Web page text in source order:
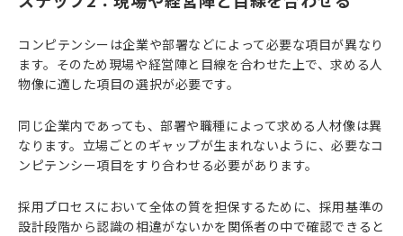
コンピテンシーは企業や部署などによって必要な項目が異なり
ます。そのため現場や経営陣と目線を合わせた上で、求める人
物像に適した項目の選択が必要です。
同じ企業内であっても、部署や職種によって求める人材像は異
なります。立場ごとのギャップが生まれないように、必要なコ
ンピテンシー項目をすり合わせる必要があります。
採用プロセスにおいて全体の質を担保するために、採用基準の
設計段階から認識の相違がないかを関係者の中で確認できると